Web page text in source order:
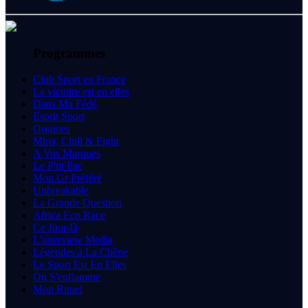
Programmes
Club Sport en France
La victoire est en elles
Dans Ma Fédé
Esprit Sport
Origines
Mma, Chill & Fight
A Vos Marques
Le P'tit Pac
Mon Gr Préféré
Unbreakable
La Grande Question
Africa Eco Race
Ce Jour-là
L'interview Media
Légendes à La Chêne
Le Sport Est En Elles
On S'enflamme
Mon Rituel